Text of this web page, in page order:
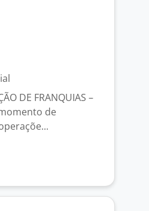
DE FRANQUIAS –
momento de